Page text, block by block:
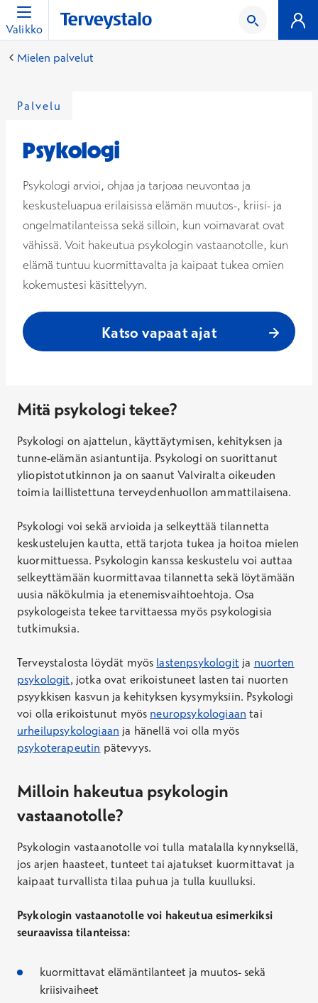
Valikko
Mielen palvelut
Palvelu
Psykologi
Psykologi arvioi, ohjaa ja tarjoaa neuvontaa ja
keskusteluapua erilaisissa elämän muutos-, kriisi- ja
ongelmatilanteissa sekä silloin, kun voimavarat ovat
vähissä. Voit hakeutua psykologin vastaanotolle, kun
elämä tuntuu kuormittavalta ja kaipaat tukea omien
kokemustesi käsittelyyn.
Katso vapaat ajat
Mitä psykologi tekee?
Psykologi on ajattelun, käyttäytymisen, kehityksen ja
tunne-elämän asiantuntija. Psykologi on suorittanut
yliopistotutkinnon ja on saanut Valviralta oikeuden
toimia laillistettuna terveydenhuollon ammattilaisena.
Psykologi voi sekä arvioida ja selkeyttää tilannetta
keskustelujen kautta, että tarjota tukea ja hoitoa mielen
kuormittuessa. Psykologin kanssa keskustelu voi auttaa
selkeyttämään kuormittavaa tilannetta sekä löytämään
uusia näkökulmia ja etenemisvaihtoehtoja. Osa
psykologeista tekee tarvittaessa myös psykologisia
tutkimuksia.
Terveystalosta löydät myös lastenpsykologit ja nuorten
psykologit, jotka ovat erikoistuneet lasten tai nuorten
psyykkisen kasvun ja kehityksen kysymyksiin. Psykologi
voi olla erikoistunut myös neuropsykologiaan tai
urheilupsykologiaan ja hänellä voi olla myös
psykoterapeutin pätevyys.
Milloin hakeutua psykologin
vastaanotolle?
Psykologin vastaanotolle voi tulla matalalla kynnyksellä,
jos arjen haasteet, tunteet tai ajatukset kuormittavat ja
kaipaat turvallista tilaa puhua ja tulla kuulluksi.
Psykologin vastaanotolle voi hakeutua esimerkiksi
seuraavissa tilanteissa:
kuormittavat elämäntilanteet ja muutos- sekä
kriisivaiheet